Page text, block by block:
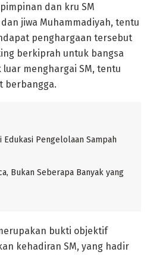
dan kru SM
jiwa Muhammadiyah, tentu
penghargaan tersebut
berkiprah untuk bangsa
menghargai SM, tentu
berbangga.
Edukasi Pengelolaan Sampah
Bukan Seberapa Banyak yang
bukti objektif
kehadiran SM, yang hadir